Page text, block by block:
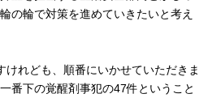
の輪で対策を進めていきたいと考え
れども、順番にいかせていただきま
番下の覚醒剤事犯の47件ということ